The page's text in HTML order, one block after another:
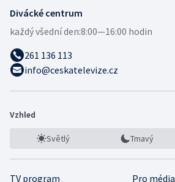
Divácké centrum
každý všední den:8:00—16:00 hodin
261 136 113
info@ceskatelevize.cz
Vzhled
Světlý Tmavý
TV program Pro média